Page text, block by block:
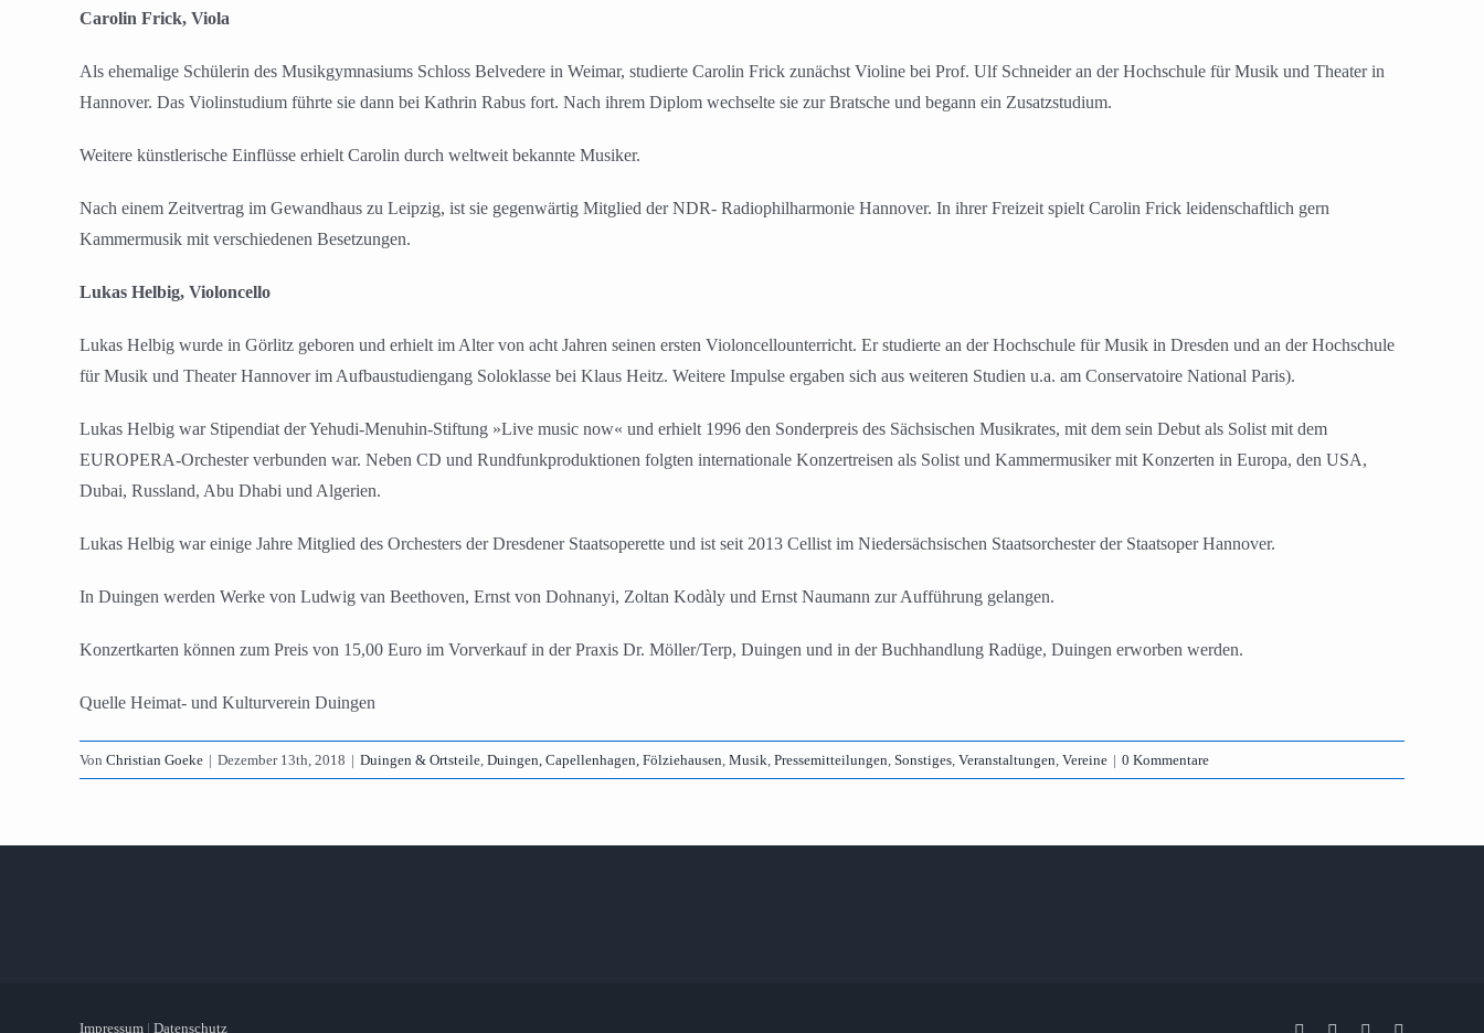
Carolin Frick, Viola
Als ehemalige Schülerin des Musikgymnasiums Schloss Belvedere in Weimar, studierte Carolin Frick zunächst Violine bei Prof. Ulf Schneider an der Hochschule für Musik und Theater in
Hannover. Das Violinstudium führte sie dann bei Kathrin Rabus fort. Nach ihrem Diplom wechselte sie zur Bratsche und begann ein Zusatzstudium.
Weitere künstlerische Einflüsse erhielt Carolin durch weltweit bekannte Musiker.
Nach einem Zeitvertrag im Gewandhaus zu Leipzig, ist sie gegenwärtig Mitglied der NDR- Radiophilharmonie Hannover. In ihrer Freizeit spielt Carolin Frick leidenschaftlich gern
Kammermusik mit verschiedenen Besetzungen.
Lukas Helbig, Violoncello
Lukas Helbig wurde in Görlitz geboren und erhielt im Alter von acht Jahren seinen ersten Violoncellounterricht. Er studierte an der Hochschule für Musik in Dresden und an der Hochschule
für Musik und Theater Hannover im Aufbaustudiengang Soloklasse bei Klaus Heitz. Weitere Impulse ergaben sich aus weiteren Studien u.a. am Conservatoire National Paris).
Lukas Helbig war Stipendiat der Yehudi-Menuhin-Stiftung »Live music now« und erhielt 1996 den Sonderpreis des Sächsischen Musikrates, mit dem sein Debut als Solist mit dem
EUROPERA-Orchester verbunden war. Neben CD und Rundfunkproduktionen folgten internationale Konzertreisen als Solist und Kammermusiker mit Konzerten in Europa, den USA,
Dubai, Russland, Abu Dhabi und Algerien.
Lukas Helbig war einige Jahre Mitglied des Orchesters der Dresdener Staatsoperette und ist seit 2013 Cellist im Niedersächsischen Staatsorchester der Staatsoper Hannover.
In Duingen werden Werke von Ludwig van Beethoven, Ernst von Dohnanyi, Zoltan Kodàly und Ernst Naumann zur Aufführung gelangen.
Konzertkarten können zum Preis von 15,00 Euro im Vorverkauf in der Praxis Dr. Möller/Terp, Duingen und in der Buchhandlung Radüge, Duingen erworben werden.
Quelle Heimat- und Kulturverein Duingen
Von Christian Goeke | Dezember 13th, 2018 | Duingen & Ortsteile, Duingen, Capellenhagen, Fölziehausen, Musik, Pressemitteilungen, Sonstiges, Veranstaltungen, Vereine | 0 Kommentare
Impressum | Datenschutz